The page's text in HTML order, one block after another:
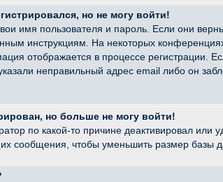
но не могу войти!
имя пользователя и пароль. Если они
инструкциям. На некоторых
отображается в процессе регистрации.
неправильный адрес email либо он
но больше не могу войти!
по какой-то причине деактивировал или
сообщения, чтобы уменьшить размер базы